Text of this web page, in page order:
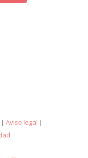
Aviso legal |